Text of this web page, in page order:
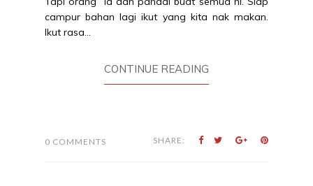
campur bahan lagi ikut yang kita nak makan.
Ikut rasa...
CONTINUE READING
0 COMMENTS SHARE: